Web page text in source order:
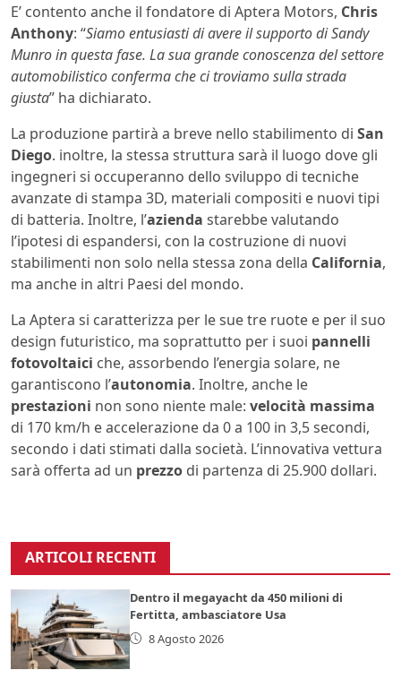
E’ contento anche il fondatore di Aptera Motors, Chris
Anthony: “Siamo entusiasti di avere il supporto di Sandy
Munro in questa fase. La sua grande conoscenza del settore
automobilistico conferma che ci troviamo sulla strada
giusta” ha dichiarato.
La produzione partirà a breve nello stabilimento di San
Diego. inoltre, la stessa struttura sarà il luogo dove gli
ingegneri si occuperanno dello sviluppo di tecniche
avanzate di stampa 3D, materiali compositi e nuovi tipi
di batteria. Inoltre, l’azienda starebbe valutando
l’ipotesi di espandersi, con la costruzione di nuovi
stabilimenti non solo nella stessa zona della California,
ma anche in altri Paesi del mondo.
La Aptera si caratterizza per le sue tre ruote e per il suo
design futuristico, ma soprattutto per i suoi pannelli
fotovoltaici che, assorbendo l’energia solare, ne
garantiscono l’autonomia. Inoltre, anche le
prestazioni non sono niente male: velocità massima
di 170 km/h e accelerazione da 0 a 100 in 3,5 secondi,
secondo i dati stimati dalla società. L’innovativa vettura
sarà offerta ad un prezzo di partenza di 25.900 dollari.
ARTICOLI RECENTI
Dentro il megayacht da 450 milioni di
Fertitta, ambasciatore Usa
8 Agosto 2026